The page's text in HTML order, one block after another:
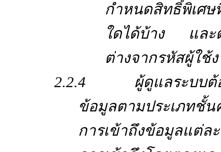
กำหนดสิทธิ์พิเศษ
ใดได้บ้าง และ
ต่างจากรหัสผู้ใช้
2.2.4 ผู้ดูแลระบบต้อง
ข้อมูลตามประเภท
การเข้าถึงข้อมูลแต่ล